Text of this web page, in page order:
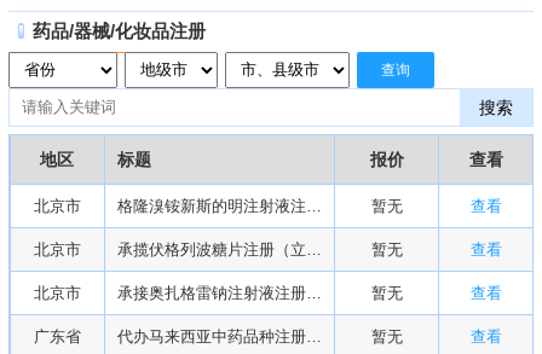
药品/器械/化妆品注册
查询
搜索
地区 标题 报价 查看
北京市 格隆溴铵新斯的明注射液注册推介 暂无 查看
北京市 承揽伏格列波糖片注册（立项说明） 暂无 查看
北京市 承接奥扎格雷钠注射液注册或过评 暂无 查看
广东省 代办马来西亚中药品种注册与项目投资 暂无 查看